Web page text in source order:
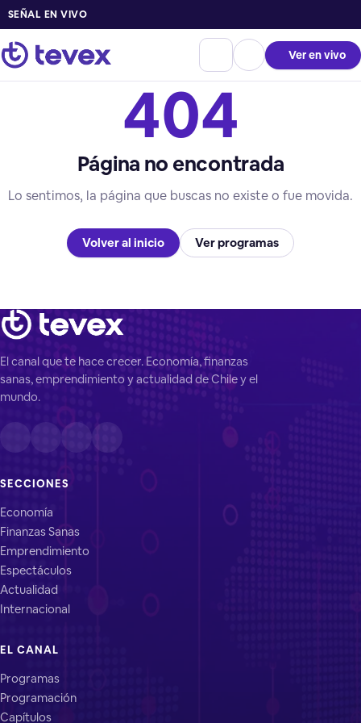
SEÑAL EN VIVO
Ver en vivo
404
Página no encontrada
Lo sentimos, la página que buscas no existe o fue movida.
Volver al inicio Ver programas
El canal que te hace crecer. Economía, finanzas
sanas, emprendimiento y actualidad de Chile y el
mundo.
SECCIONES
Economía
Finanzas Sanas
Emprendimiento
Espectáculos
Actualidad
Internacional
EL CANAL
Programas
Programación
Capítulos